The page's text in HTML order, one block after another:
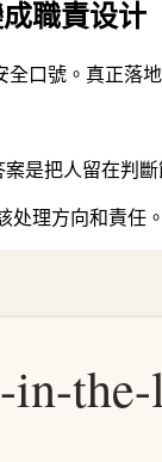
職責设计
全口號。真正落
案是把人留在判
处理方向和責任。